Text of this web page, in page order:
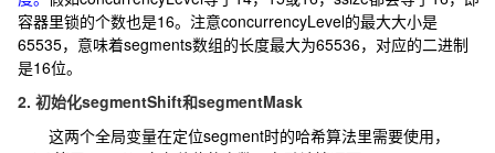
容器里锁的个数也是16。注意concurrencyLevel的最大大小是
65535，意味着segments数组的长度最大为65536，对应的二进制
是16位。
2.初始化segmentShift和segmentMask
这两个全局变量在定位segment时的哈希算法里需要使用，